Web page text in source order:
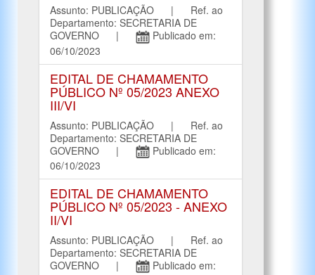
Assunto: PUBLICAÇÃO | Ref. ao
Departamento: SECRETARIA DE
GOVERNO |
Publicado em:
06/10/2023
EDITAL DE CHAMAMENTO
PÚBLICO Nº 05/2023 ANEXO
III/VI
Assunto: PUBLICAÇÃO | Ref. ao
Departamento: SECRETARIA DE
GOVERNO |
Publicado em:
06/10/2023
EDITAL DE CHAMAMENTO
PÚBLICO Nº 05/2023 - ANEXO
II/VI
Assunto: PUBLICAÇÃO | Ref. ao
Departamento: SECRETARIA DE
GOVERNO |
Publicado em: